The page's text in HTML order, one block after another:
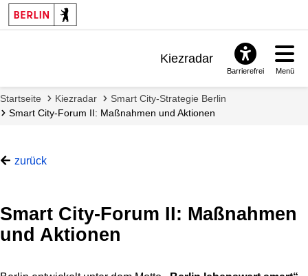
Kiezradar
FAQ & Support
Barrierefrei Menü
Startseite Kiezradar
Smart City-Strategie Berlin
Smart City-Forum II: Maßnahmen und Aktionen
zurück
Smart City-Forum II: Maßnahmen
und Aktionen